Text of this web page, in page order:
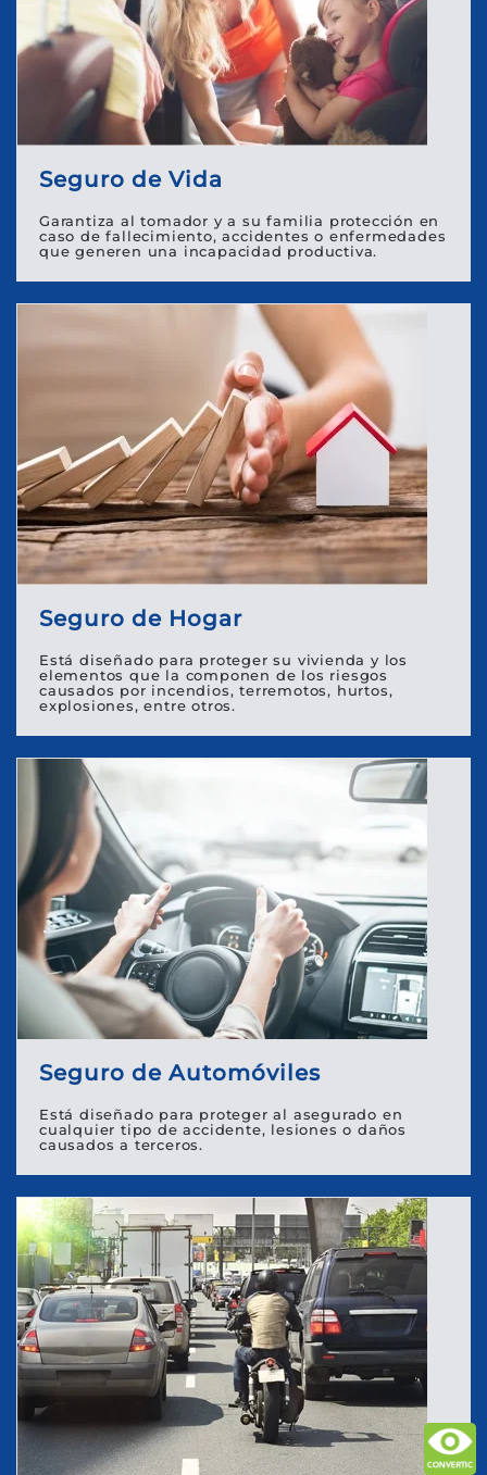
Seguro de Vida
Garantiza al tomador y a su familia protección en
caso de fallecimiento, accidentes o enfermedades
que generen una incapacidad productiva.
Seguro de Hogar
Está diseñado para proteger su vivienda y los
elementos que la componen de los riesgos
causados por incendios, terremotos, hurtos,
explosiones, entre otros.
Seguro de Automóviles
Está diseñado para proteger al asegurado en
cualquier tipo de accidente, lesiones o daños
causados a terceros.